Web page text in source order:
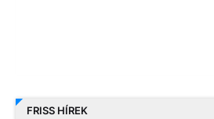
FRISS HÍREK